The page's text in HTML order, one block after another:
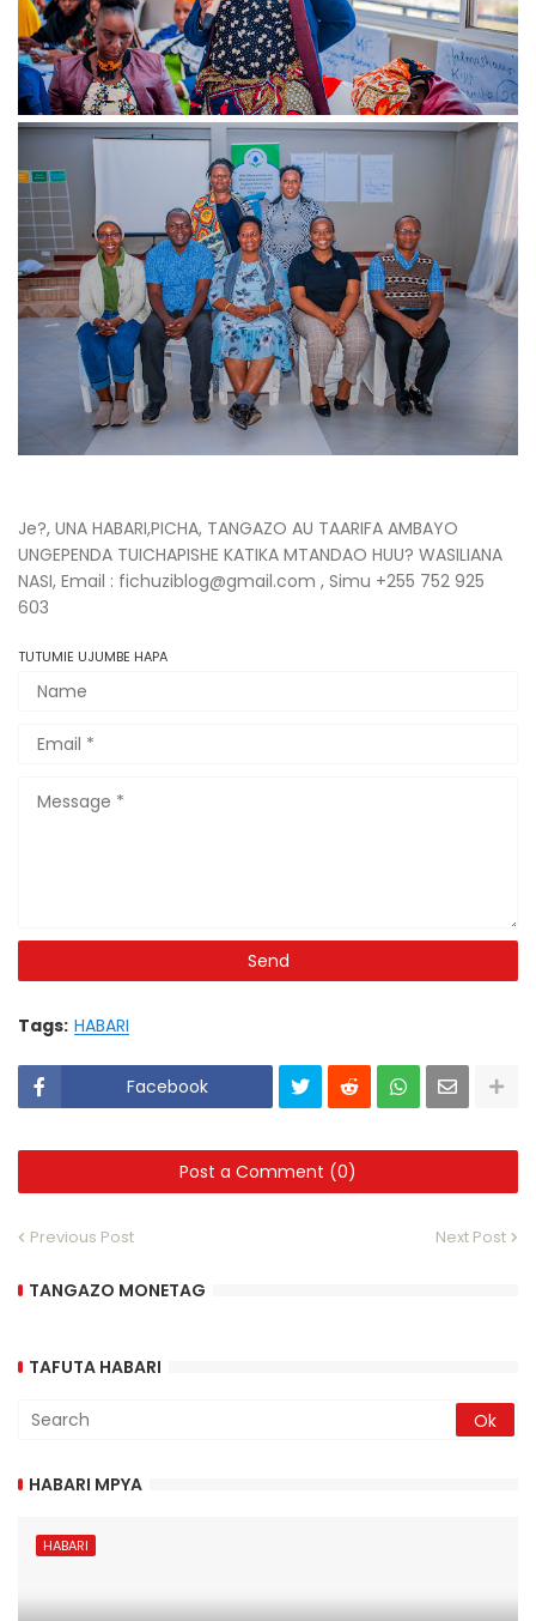
Je?, UNA HABARI,PICHA, TANGAZO AU TAARIFA AMBAYO
UNGEPENDA TUICHAPISHE KATIKA MTANDAO HUU? WASILIANA
NASI, Email : fichuziblog@gmail.com , Simu +255 752 925
603
TUTUMIE UJUMBE HAPA
Tags: HABARI
Facebook
Post a Comment (0)
Previous Post Next Post
TANGAZO MONETAG
TAFUTA HABARI
HABARI MPYA
HABARI